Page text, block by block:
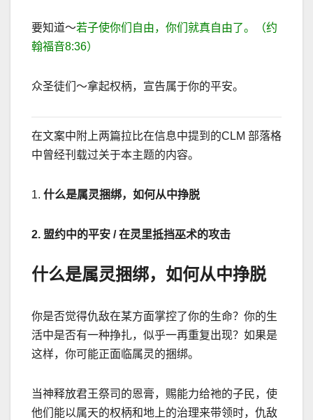
要知道～若子使你们自由，你们就真自由了。（约
翰福音8:36）
众圣徒们～拿起权柄，宣告属于你的平安。
在文案中附上两篇拉比在信息中提到的CLM 部落格
中曾经刊载过关于本主题的内容。
1. 什么是属灵捆绑，如何从中挣脱
2. 盟约中的平安 /在灵里抵挡巫术的攻击
什么是属灵捆绑，如何从中挣脱
你是否觉得仇敌在某方面掌控了你的生命？你的生
活中是否有一种挣扎，似乎一再重复出现？如果是
这样，你可能正面临属灵的捆绑。
当神释放君王祭司的恩膏，赐能力给祂的子民，使
他们能以属天的权柄和地上的治理来带领时，仇敌